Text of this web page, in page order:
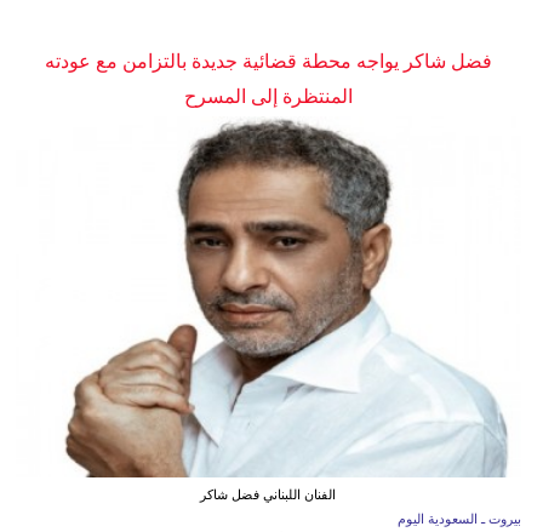
فضل شاكر يواجه محطة قضائية جديدة بالتزامن مع عودته
المنتظرة إلى المسرح
الفنان اللبناني فضل شاكر
بيروت ـ السعودية اليوم